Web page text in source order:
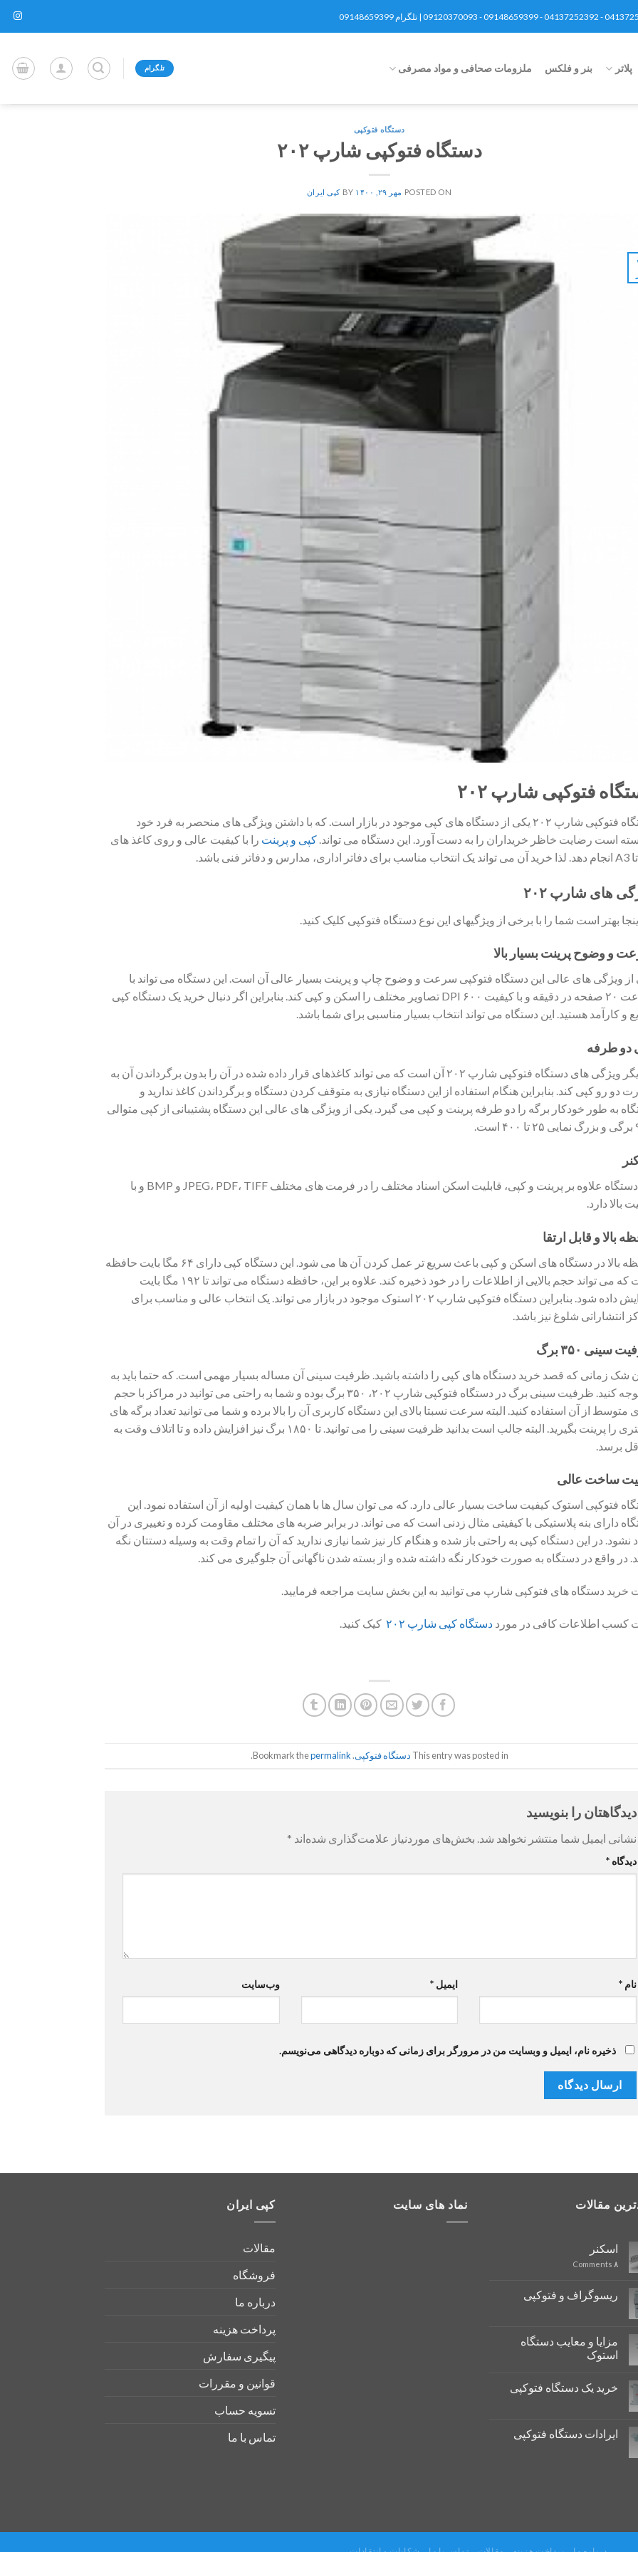
پلاتر بنر و فلکس ملزومات صحافی و مواد مصرفی تلگرام
دستگاه فتوکپی
دستگاه فتوکپی شارپ ۲۰۲
POSTED ON مهر ۲۹, ۱۴۰۰ کپی ایران
فتوکپی شارپ ۲۰۲
دستگاه فتوکپی شارپ ۲۰۲ یکی از دستگاه های کپی موجود در بازار است. که با داشتن ویژگی های منحصر به فرد خود
است رضایت خاظر خریداران را به دست آورد. این دستگاه می تواند. کپی و پرینت را با کیفیت عالی و روی کاغذ های
های شارپ ۲۰۲
بهتر است شما را با برخی از ویژگیهای این نوع دستگاه فتوکپی کلیک کنید.
و وضوح پرینت بسیار بالا
از ویژگی های عالی این دستگاه فتوکپی سرعت و وضوح چاپ و پرینت بسیار عالی آن است. این دستگاه می تواند با
سرعت ۲۰ صفحه در دقیقه و با کیفیت ۶۰۰ DPI تصاویر مختلف را اسکن و کپی کند. بنابراین اگر دنبال خرید یک دستگاه کپی
و کارآمد هستید. این دستگاه می تواند انتخاب بسیار مناسبی برای شما باشد.
دو طرفه
از دیگر ویژگی های دستگاه فتوکپی شارپ ۲۰۲ آن است که می تواند کاغذهای قرار داده شده در آن را بدون برگرداندن آن به
دو رو کپی کند. بنابراین هنگام استفاده از این دستگاه نیازی به متوقف کردن دستگاه و برگرداندن کاغذ ندارید و
به طور خودکار برگه را دو طرفه پرینت و کپی می گیرد. یکی از ویژگی های عالی این دستگاه پشتیبانی از کپی متوالی
این دستگاه علاوه بر پرینت و کپی، قابلیت اسکن اسناد مختلف را در فرمت های مختلف JPEG، PDF، TIFF و BMP و با
بالا دارد.
بالا و قابل ارتقا
حافظه بالا در دستگاه های اسکن و کپی باعث سریع تر عمل کردن آن ها می شود. این دستگاه کپی دارای ۶۴ مگا بایت حافظه
است که می تواند حجم بالایی از اطلاعات را در خود ذخیره کند. علاوه بر این، حافظه دستگاه می تواند تا ۱۹۲ مگا بایت
افزایش داده شود. بنابراین دستگاه فتوکپی شارپ ۲۰۲ استوک موجود در بازار می تواند. یک انتخاب عالی و مناسب برای
انتشاراتی شلوغ نیز باشد.
سینی ۳۵۰ برگ
شک زمانی که قصد خرید دستگاه های کپی را داشته باشید. ظرفیت سینی آن مساله بسیار مهمی است. که حتما باید به
آن توجه کنید. ظرفیت سینی برگ در دستگاه فتوکپی شارپ ۲۰۲، ۳۵۰ برگ بوده و شما به راحتی می توانید در مراکز با حجم
متوسط از آن استفاده کنید. البته سرعت نسبتا بالای این دستگاه کاربری آن را بالا برده و شما می توانید تعداد برگه های
بیشتری را پرینت بگیرید. البته جالب است بدانید ظرفیت سینی را می توانید. تا ۱۸۵۰ برگ نیز افزایش داده و تا اتلاف وقت به
برسد.
ساخت عالی
فتوکپی استوک کیفیت ساخت بسیار عالی دارد. که می توان سال ها با همان کیفیت اولیه از آن استفاده نمود. این
دارای بنه پلاستیکی با کیفیتی مثال زدنی است که می تواند. در برابر ضربه های مختلف مقاومت کرده و تغییری در آن
نشود. در این دستگاه کپی به راحتی باز شده و هنگام کار نیز شما نیازی ندارید که آن را تمام وقت به وسیله دستتان نگه
در واقع در دستگاه به صورت خودکار نگه داشته شده و از بسته شدن ناگهانی آن جلوگیری می کند.
خرید دستگاه های فتوکپی شارپ می توانید به این بخش سایت مراجعه فرمایید.
کسب اطلاعات کافی در مورد دستگاه کپی شارپ ۲۰۲ کیک کنید.
This entry was posted in دستگاه فتوکپی. Bookmark the
permalink
.
دیدگاهتان را بنویسید
نشانی ایمیل شما منتشر نخواهد شد. بخش‌های موردنیاز علامت‌گذاری شده‌اند *
دیدگاه*
نام* ایمیل * وب‌سایت
ذخیره نام، ایمیل و وبسایت من در مرورگر برای زمانی که دوباره دیدگاهی می‌نویسم.
مقالات
اسکنر
۸
ریسوگراف و فتوکپی
مزایا و معایب دستگاه
استوک
خرید یک دستگاه فتوکپی
ایرادات دستگاه فتوکپی
نماد های سایت کپی ایران
مقالات
فروشگاه
درباره ما
پرداخت هزینه
پیگیری سفارش
قوانین و مقررات
تسویه حساب
تماس با ما